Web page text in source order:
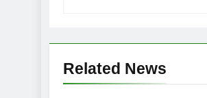
Related News